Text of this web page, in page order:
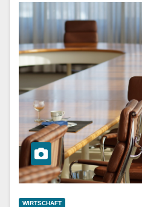
WIRTSCHAFT